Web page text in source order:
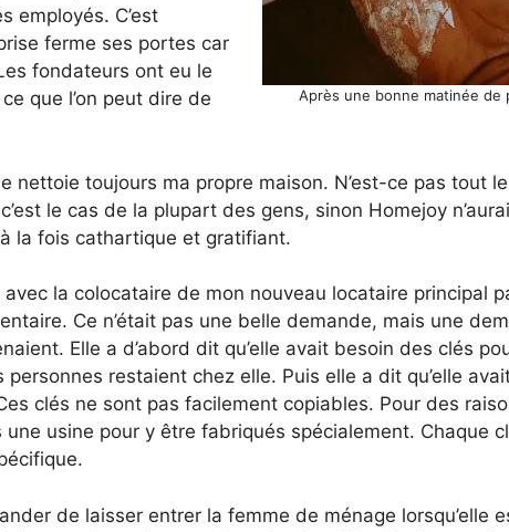
Après une bonne matinée de
employés. C’est
ferme ses portes car
fondateurs ont eu le
que l’on peut dire de
nettoie toujours ma propre maison. N’est-ce pas tout
le cas de la plupart des gens, sinon Homejoy
la fois cathartique et gratifiant.
la colocataire de mon nouveau locataire principal
Ce n’était pas une belle demande, mais une
Elle a d’abord dit qu’elle avait besoin des clés
restaient chez elle. Puis elle a dit qu’elle
clés ne sont pas facilement copiables. Pour des
usine pour y être fabriqués spécialement. Chaque
de laisser entrer la femme de ménage lorsqu’elle